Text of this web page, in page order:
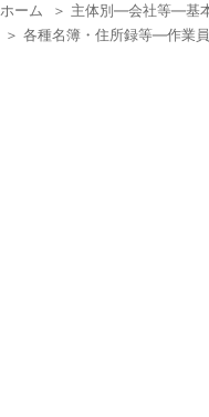
ホーム ＞ 主体別―会社等―基
＞ 各種名簿・住所録等―作業